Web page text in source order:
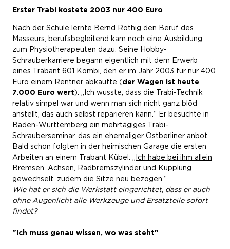
Erster Trabi kostete 2003 nur 400 Euro
Nach der Schule lernte Bernd Röthig den Beruf des
Masseurs, berufsbegleitend kam noch eine Ausbildung
zum Physiotherapeuten dazu. Seine Hobby-
Schrauberkarriere begann eigentlich mit dem Erwerb
eines Trabant 601 Kombi, den er im Jahr 2003 für nur 400
Euro einem Rentner abkaufte (der Wagen ist heute
7.000 Euro wert). „Ich wusste, dass die Trabi-Technik
relativ simpel war und wenn man sich nicht ganz blöd
anstellt, das auch selbst reparieren kann.“ Er besuchte in
Baden-Württemberg ein mehrtägiges Trabi-
Schrauberseminar, das ein ehemaliger Ostberliner anbot.
Bald schon folgten in der heimischen Garage die ersten
Arbeiten an einem Trabant Kübel: „ Ich habe bei ihm allein
Bremsen, Achsen, Radbremszylinder und Kupplung
gewechselt, zudem die Sitze neu bezogen.“
Wie hat er sich die Werkstatt eingerichtet, dass er auch
ohne Augenlicht alle Werkzeuge und Ersatzteile sofort
findet?
"Ich muss genau wissen, wo was steht"